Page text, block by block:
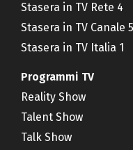
Stasera in TV Rete 4
Stasera in TV Canale 5
Stasera in TV Italia 1
Programmi TV
Reality Show
Talent Show
Talk Show